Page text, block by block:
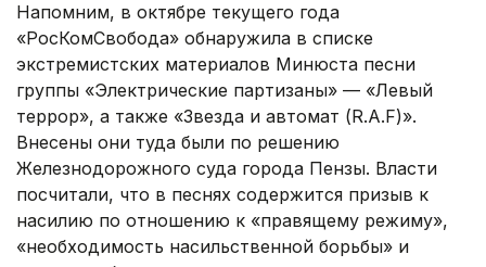
Напомним, в октябре текущего года
«РосКомСвобода» обнаружила в списке
экстремистских материалов Минюста песни
группы «Электрические партизаны» — «Левый
террор», а также «Звезда и автомат (R.A.F)».
Внесены они туда были по решению
Железнодорожного суда города Пензы. Власти
посчитали, что в песнях содержится призыв к
насилию по отношению к «правящему режиму»,
«необходимость насильственной борьбы» и